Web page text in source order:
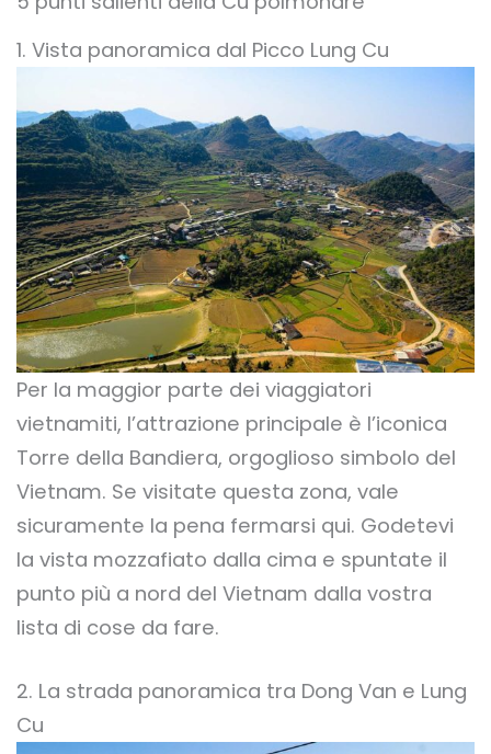
1. Vista panoramica dal Picco Lung Cu
Per la maggior parte dei viaggiatori
vietnamiti, l’attrazione principale è l’iconica
Torre della Bandiera, orgoglioso simbolo del
Vietnam. Se visitate questa zona, vale
sicuramente la pena fermarsi qui. Godetevi
la vista mozzafiato dalla cima e spuntate il
punto più a nord del Vietnam dalla vostra
lista di cose da fare.
2. La strada panoramica tra Dong Van e Lung
Cu